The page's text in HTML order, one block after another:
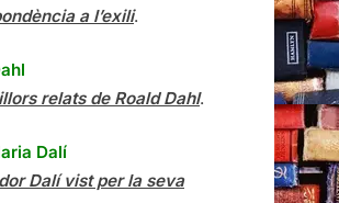
a l’exili.
relats de Roald Dahl.
Dalí
Dalí vist per la seva